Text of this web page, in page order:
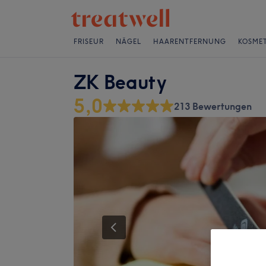
FRISEUR NÄGEL HAARENTFERNUNG
ZK Beauty
5,0 213 Bewertungen